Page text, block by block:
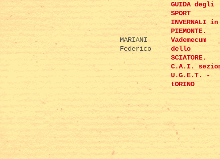
MARIANI
Federico
GUIDA degli
SPORT
INVERNALI in
PIEMONTE.
Vademecum
dello
SCIATORE.
C.A.I.
U.G.E.T. -
tORINO